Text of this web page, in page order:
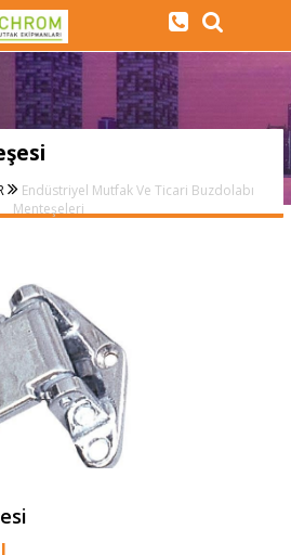
Endüstriyel Mutfak Ve Ticari Buzdolabı
Menteşeleri